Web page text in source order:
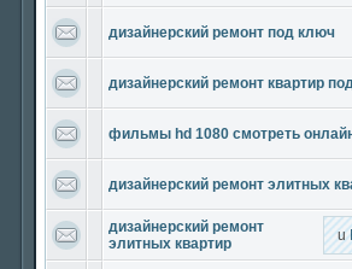
дизайнерский ремонт под ключ
дизайнерский ремонт квартир
фильмы hd 1080 смотреть
дизайнерский ремонт элитных
дизайнерский ремонт
элитных квартир
u